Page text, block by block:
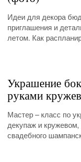
Идеи для декора
приглашения и
летом. Как
Украшение
руками
Мастер – класс по
декупаж и
свадебного